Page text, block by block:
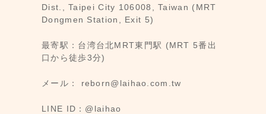
Dist., Taipei City 106008, Taiwan (MRT
Dongmen Station, Exit 5)
最寄駅：台湾台北MRT東門駅 (MRT 5番出
口から徒歩3分)
メール： reborn@laihao.com.tw
LINE ID：@laihao